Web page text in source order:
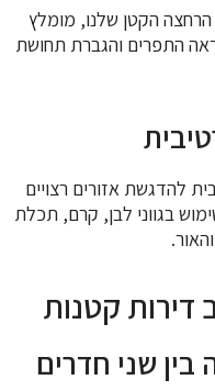
הקטן שלנו, מומלץ
התפרים והגברת תחושת
להדגשת אזורים רצויים
בגווני לבן, קרם, תכלת
דירות קטנות
בין שני חדרים